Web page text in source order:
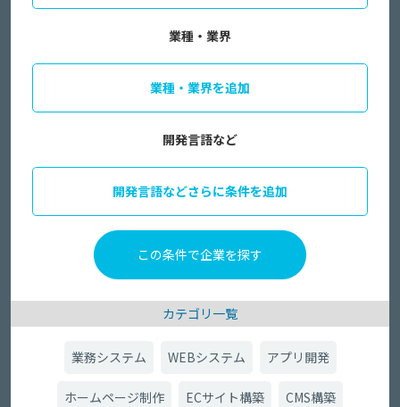
業種・業界
業種・業界を追加
開発言語など
開発言語などさらに条件を追加
カテゴリ一覧
業務システム WEBシステム アプリ開発
ホームページ制作 ECサイト構築 CMS構築